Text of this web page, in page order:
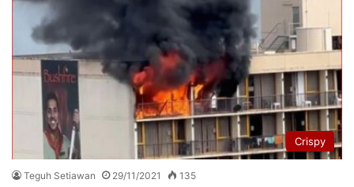
Crispy
Teguh Setiawan 29/11/2021 135